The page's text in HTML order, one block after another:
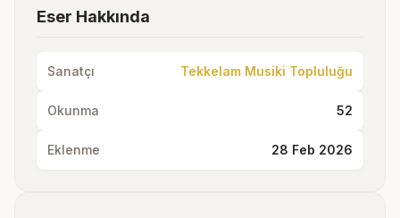
Eser Hakkında
Sanatçı Tekkelam Musiki Topluluğu
Okunma 52
Eklenme 28 Feb 2026